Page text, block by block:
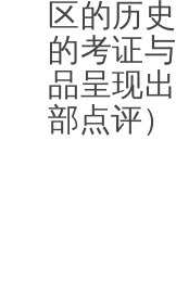
区的历
的考证
品呈现
部点评）